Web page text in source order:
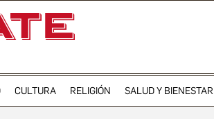
CULTURA RELIGIÓN SALUD Y BIENESTAR